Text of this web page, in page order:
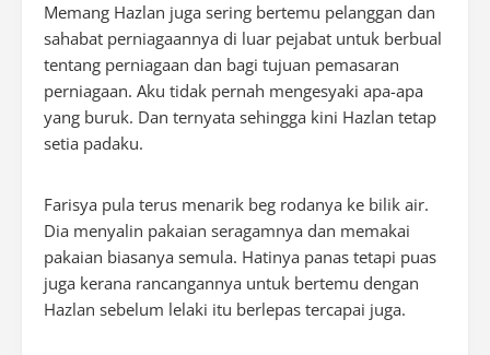
Memang Hazlan juga sering bertemu pelanggan dan
sahabat perniagaannya di luar pejabat untuk berbual
tentang perniagaan dan bagi tujuan pemasaran
perniagaan. Aku tidak pernah mengesyaki apa-apa
yang buruk. Dan ternyata sehingga kini Hazlan tetap
setia padaku.
Farisya pula terus menarik beg rodanya ke bilik air.
Dia menyalin pakaian seragamnya dan memakai
pakaian biasanya semula. Hatinya panas tetapi puas
juga kerana rancangannya untuk bertemu dengan
Hazlan sebelum lelaki itu berlepas tercapai juga.